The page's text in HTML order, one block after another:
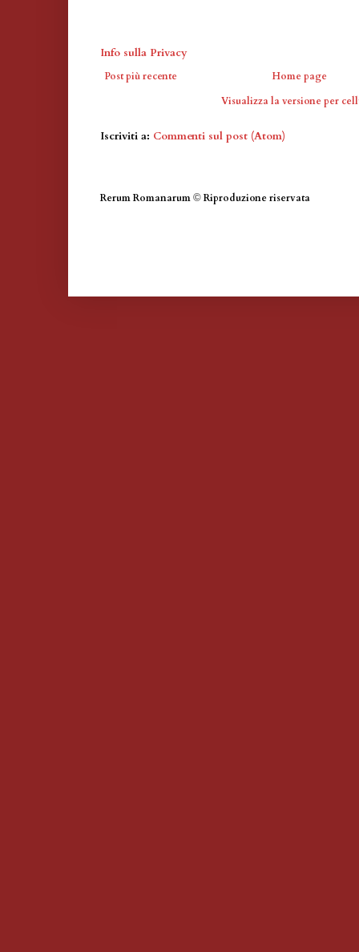
Info sulla Privacy
Post più recente
Home page
Visualizza la versione per
Iscriviti a: Commenti sul post (Atom)
Rerum Romanarum © Riproduzione riservata